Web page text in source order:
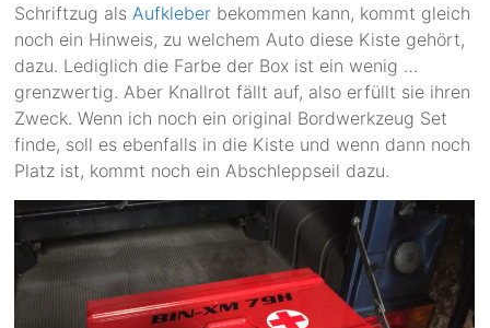
Schriftzug als Aufkleber bekommen kann, kommt gleich
noch ein Hinweis, zu welchem Auto diese Kiste gehört,
dazu. Lediglich die Farbe der Box ist ein wenig …
grenzwertig. Aber Knallrot fällt auf, also erfüllt sie ihren
Zweck. Wenn ich noch ein original Bordwerkzeug Set
finde, soll es ebenfalls in die Kiste und wenn dann noch
Platz ist, kommt noch ein Abschleppseil dazu.